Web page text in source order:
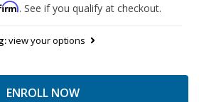
. See if you qualify at checkout.
view your options
ENROLL NOW